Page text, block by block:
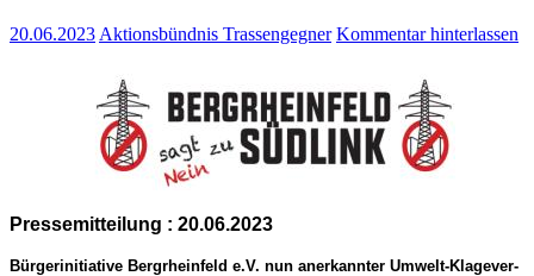
20.06.2023 Aktionsbündnis Trassengegner Kommentar hinterlassen
Pres­se­mit­tei­lung : 20.06.2023
Bür­ger­initia­ti­ve Berg­rhein­feld e.V. nun aner­kann­ter Umwelt-Kla­ge­ver­